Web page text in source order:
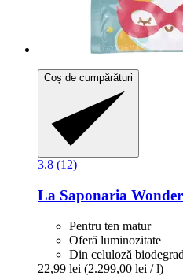
Coș de cumpărături
3.8 (12)
La Saponaria
Pentru ten matur
Oferă luminozitate
Din celuloză
22,99 lei (2.299,00 lei / l)